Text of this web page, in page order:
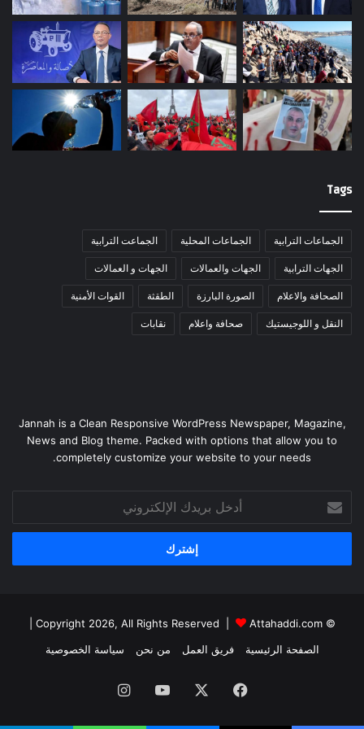
Tags
الجماعات الترابية الجماعات المحلية الجماعت الترابية
الجهات الترابية الجهات والعمالات الجهات و العمالات
الصحافة والاعلام الصورة البارزة الطقثة القوات الأمنية
النقل و اللوجيستيك صحافة واعلام نقابات
Jannah is a Clean Responsive WordPress Newspaper, Magazine,
News and Blog theme. Packed with options that allow you to
completely customize your website to your needs.
أدخل
بريدك
الإلكتروني
© Copyright 2026, All Rights Reserved |
Attahaddi.com
الصفحة الرئيسية
فريق العمل من نحن سياسة الخصوصية
فيسبوك يوتيوب